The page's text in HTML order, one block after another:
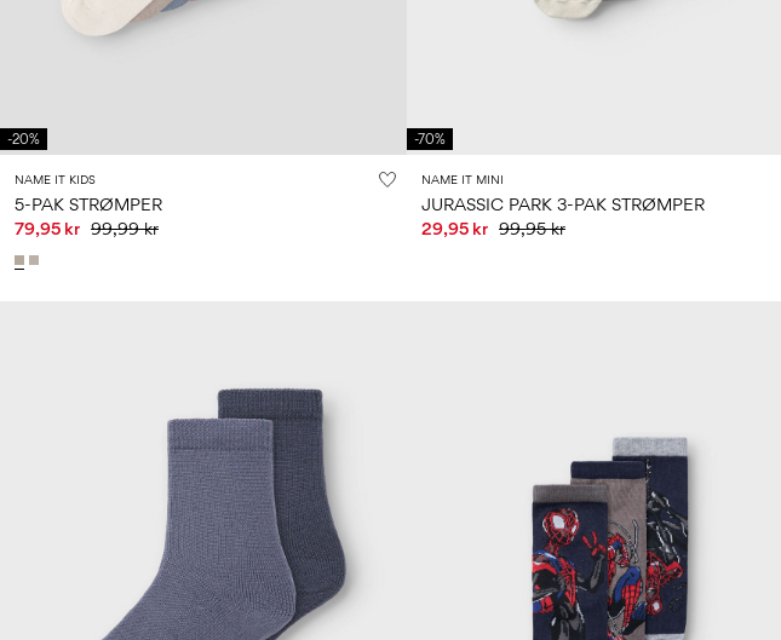
-20%
NAME IT KIDS
5-PAK STRØMPER
79,95 kr 99,99 kr
-70%
NAME IT MINI
JURASSIC PARK 3-PAK STRØMPER
29,95 kr 99,95 kr